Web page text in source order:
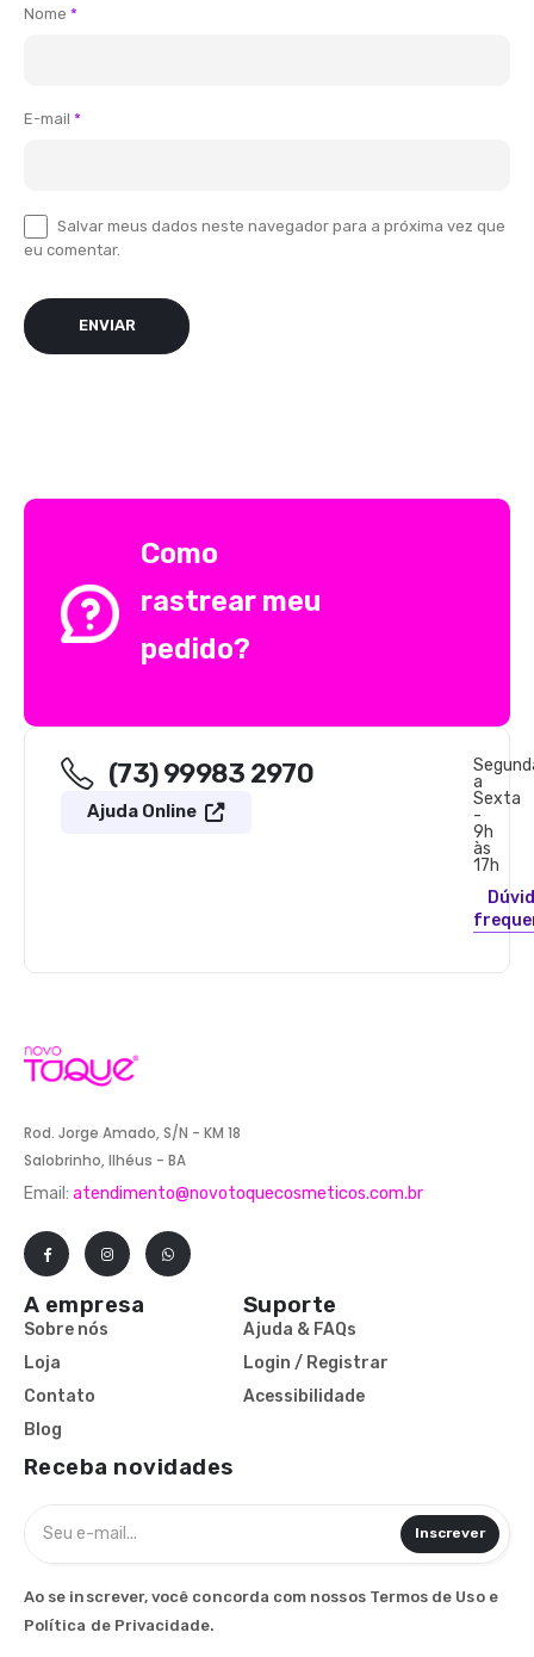
Nome *
E-mail *
Salvar meus dados neste navegador para a próxima vez que
eu comentar.
Como
rastrear meu
pedido?
(73) 99983 2970
Ajuda Online
a
Sexta
-
9h
às
17h
Rod. Jorge Amado, S/N - KM 18
Salobrinho, Ilhéus - BA
Email: atendimento@novotoquecosmeticos.com.br
A empresa
Sobre nós
Loja
Contato
Blog
Suporte
Ajuda & FAQs
Login / Registrar
Acessibilidade
Receba novidades
Inscrever
Ao se inscrever, você concorda com nossos Termos de Uso e
Política de Privacidade.​